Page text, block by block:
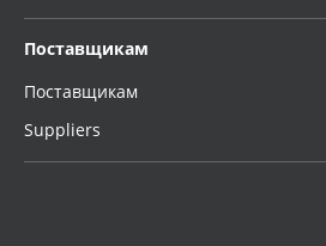
Поставщикам
Поставщикам
Suppliers